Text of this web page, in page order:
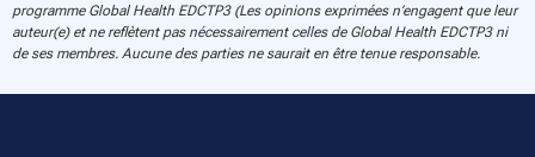
programme Global Health EDCTP3 (Les opinions exprimées n’engagent que leur
auteur(e) et ne reflètent pas nécessairement celles de Global Health EDCTP3 ni
de ses membres. Aucune des parties ne saurait en être tenue responsable.